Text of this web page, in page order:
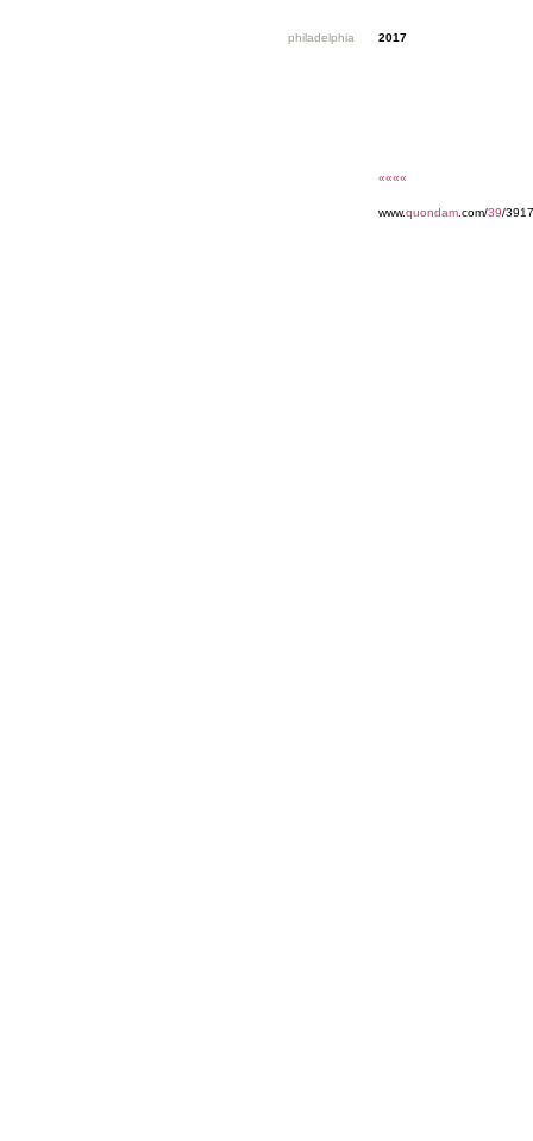
philadelphia 2017
««««
www.quondam .com/39/